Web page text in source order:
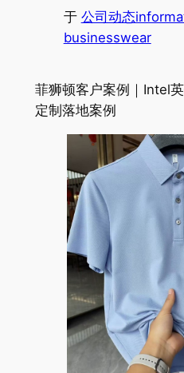
于 公司动态
businesswear
菲狮顿客户案例｜Intel
定制落地案例